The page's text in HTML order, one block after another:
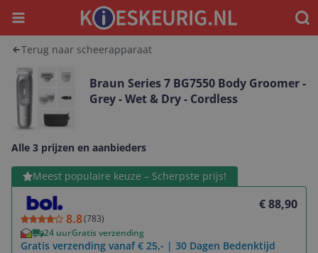
Menu
Terug naar scheerapparaat
Braun Series 7 BG7550 Body Groomer -
Grey - Wet & Dry - Cordless
Alle 3 prijzen en aanbieders
Meest populaire keuze – Scherpste prijs!
8.8(783)
€ 88,90
24 uurGratis verzending
Gratis verzending vanaf € 25,- | 30 Dagen Bedenktijd
Bekijk product